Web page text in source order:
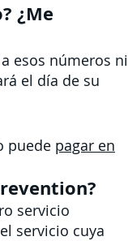
¿Me
esos números ni
el día de su
puede pagar en
servicio
servicio cuya